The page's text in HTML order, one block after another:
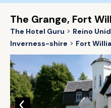
The Grange, Fort
The Hotel Guru Reino
Inverness-shire
Fort